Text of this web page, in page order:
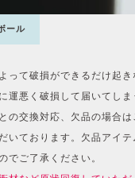
ール
って破損ができるだけ起き
運悪く破損して届いてしま
の交換対応、欠品の場合は
いております。欠品アイテ
でご了承ください。